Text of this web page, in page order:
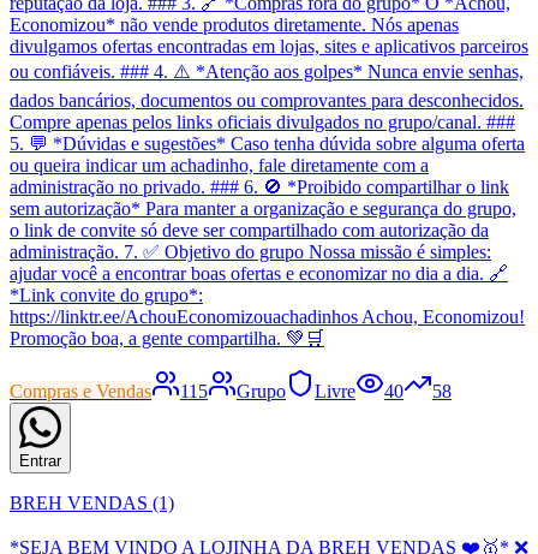
Economizou* não vende produtos diretamente. Nós apenas
divulgamos ofertas encontradas em lojas, sites e aplicativos parceiros
ou confiáveis. ### 4. ⚠️ *Atenção aos golpes* Nunca envie senhas,
dados bancários, documentos ou comprovantes para desconhecidos.
Compre apenas pelos links oficiais divulgados no grupo/canal. ###
5. 💬 *Dúvidas e sugestões* Caso tenha dúvida sobre alguma oferta
ou queira indicar um achadinho, fale diretamente com a
administração no privado. ### 6. 🚫 *Proibido compartilhar o link
sem autorização* Para manter a organização e segurança do grupo,
o link de convite só deve ser compartilhado com autorização da
administração. 7. ✅ Objetivo do grupo Nossa missão é simples:
ajudar você a encontrar boas ofertas e economizar no dia a dia. 🔗
*Link convite do grupo*:
https://linktr.ee/AchouEconomizouachadinhos Achou, Economizou!
Promoção boa, a gente compartilha. 💚🛒
Compras e Vendas 115 Grupo Livre 40 58
Entrar
BREH VENDAS (1)
*SEJA BEM VINDO A LOJINHA DA BREH VENDAS ❤️🥇* ❌